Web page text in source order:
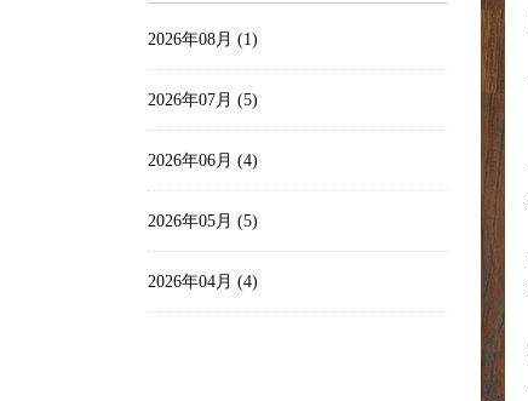
2026年08月 (1)
2026年07月 (5)
2026年06月 (4)
2026年05月 (5)
2026年04月 (4)